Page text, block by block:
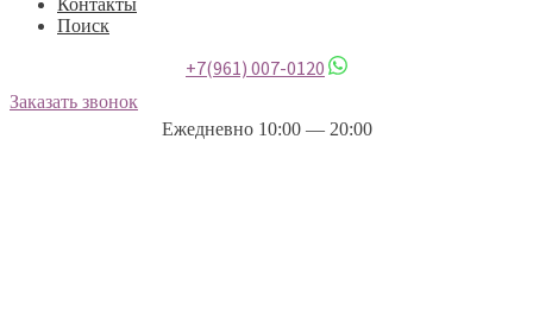
Контакты
Поиск
+7(961) 007-0120
Заказать звонок
Ежедневно 10:00 — 20:00